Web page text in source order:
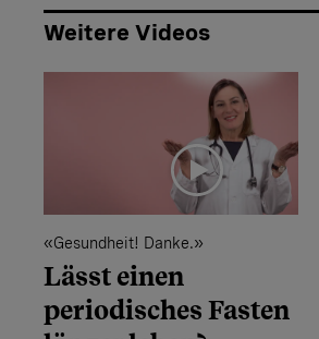
Weitere Videos
«Gesundheit! Danke.»
Lässt einen
periodisches Fasten